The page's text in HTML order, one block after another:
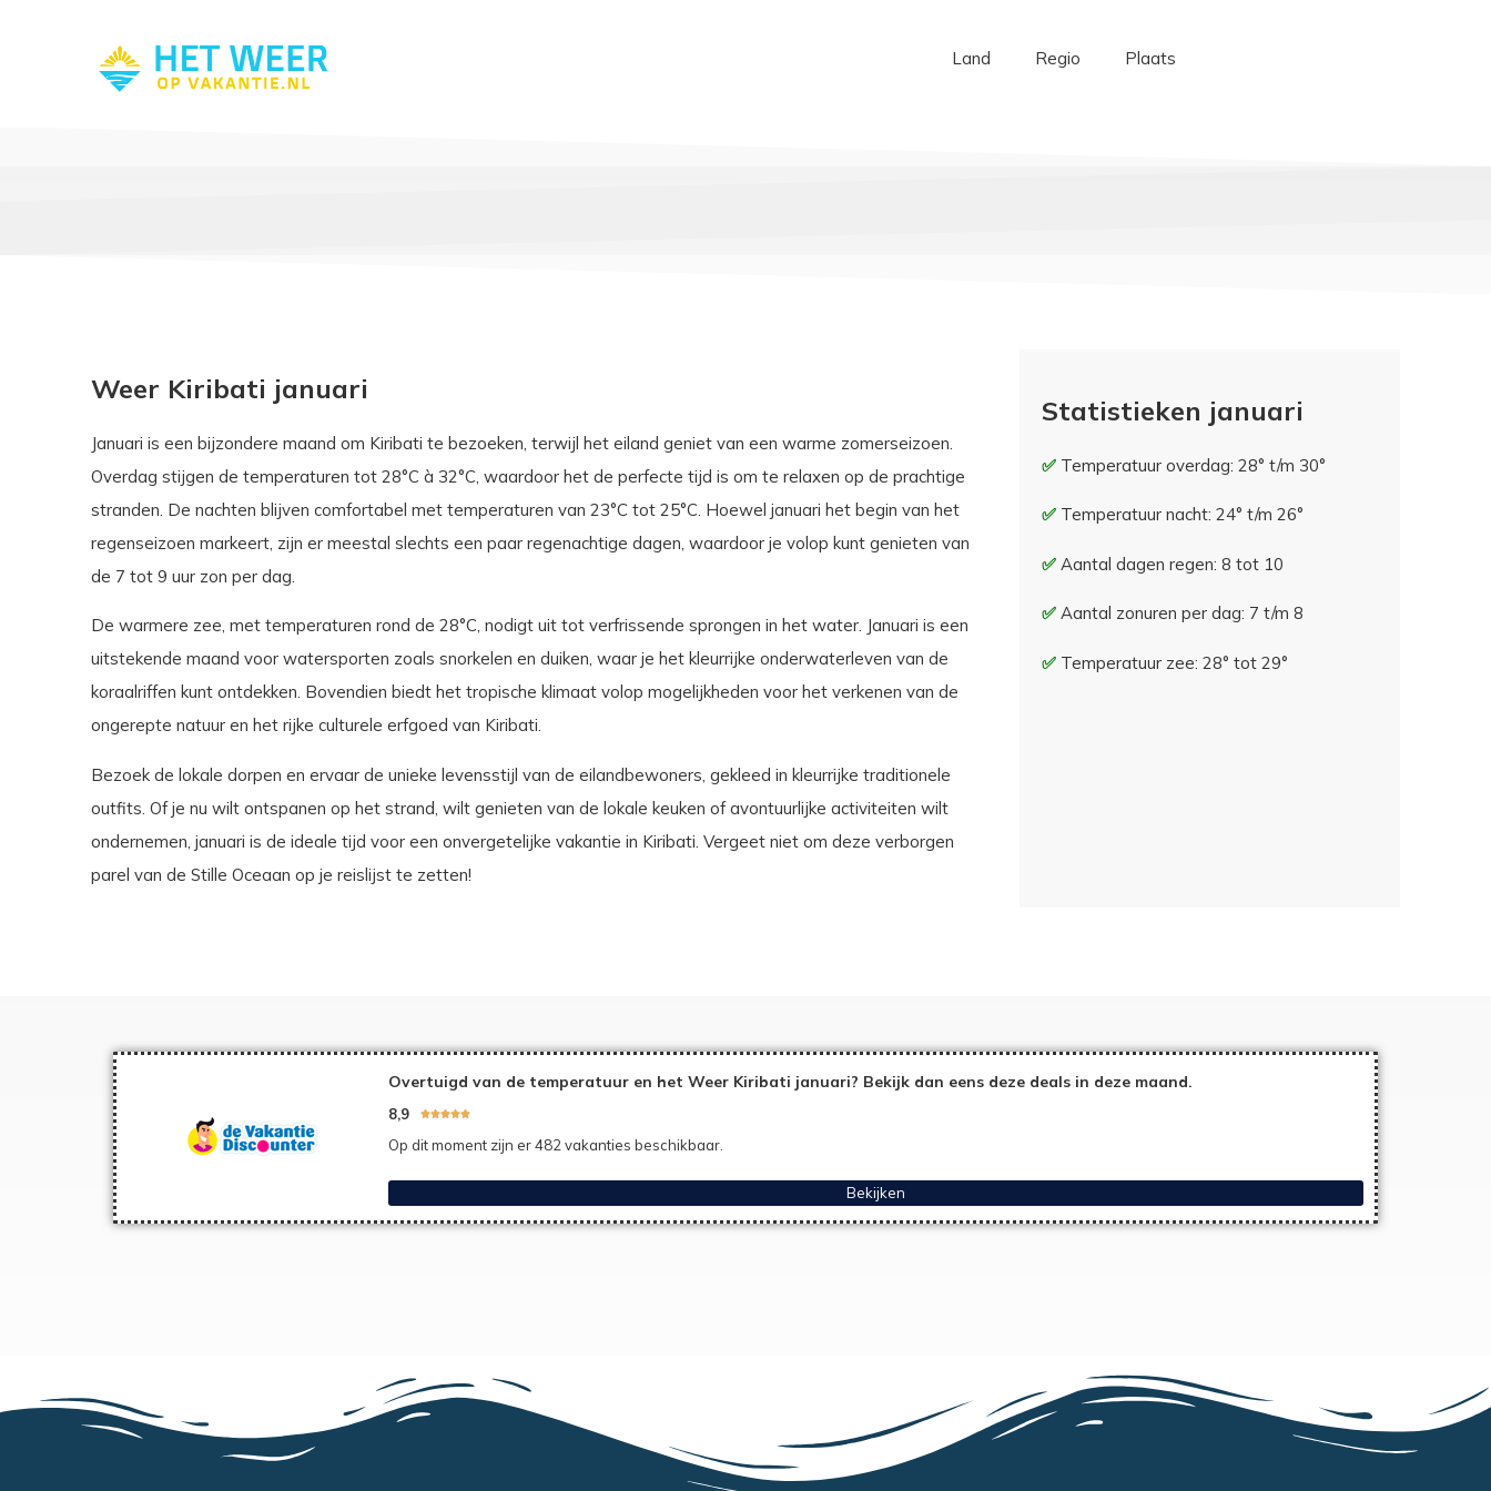
Land Regio Plaats
Weer Kiribati januari
Januari is een bijzondere maand om Kiribati te bezoeken, terwijl het eiland geniet van een warme zomerseizoen.
Overdag stijgen de temperaturen tot 28°C à 32°C, waardoor het de perfecte tijd is om te relaxen op de prachtige
stranden. De nachten blijven comfortabel met temperaturen van 23°C tot 25°C. Hoewel januari het begin van het
regenseizoen markeert, zijn er meestal slechts een paar regenachtige dagen, waardoor je volop kunt genieten van
de 7 tot 9 uur zon per dag.
De warmere zee, met temperaturen rond de 28°C, nodigt uit tot verfrissende sprongen in het water. Januari is een
uitstekende maand voor watersporten zoals snorkelen en duiken, waar je het kleurrijke onderwaterleven van de
koraalriffen kunt ontdekken. Bovendien biedt het tropische klimaat volop mogelijkheden voor het verkenen van de
ongerepte natuur en het rijke culturele erfgoed van Kiribati.
Bezoek de lokale dorpen en ervaar de unieke levensstijl van de eilandbewoners, gekleed in kleurrijke traditionele
outfits. Of je nu wilt ontspanen op het strand, wilt genieten van de lokale keuken of avontuurlijke activiteiten wilt
ondernemen, januari is de ideale tijd voor een onvergetelijke vakantie in Kiribati. Vergeet niet om deze verborgen
parel van de Stille Oceaan op je reislijst te zetten!
Statistieken januari
Temperatuur overdag: 28° t/m 30°
Temperatuur nacht: 24° t/m 26°
Aantal dagen regen: 8 tot 10
Aantal zonuren per dag: 7 t/m 8
Temperatuur zee: 28° tot 29°
Overtuigd van de temperatuur en het Weer Kiribati januari? Bekijk dan eens deze deals in deze maand.
8,9 
Op dit moment zijn er 482 vakanties beschikbaar.
Bekijken